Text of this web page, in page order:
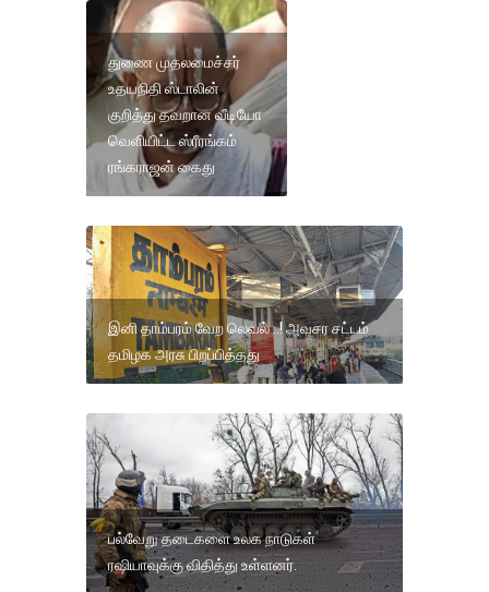
துணை முதலமைச்சர்
உதயநிதி ஸ்டாலின்
குறித்து தவறான வீடியோ
வெளியிட்ட ஸ்ரீரங்கம்
ரங்கராஜன் கைது
இனி தாம்பரம் வேற லெவல் ..! அவசர சட்டம்
தமிழக அரசு பிறப்பித்தது
பல்வேறு தடைகளை உலக நாடுகள்
ரஷியாவுக்கு விதித்து உள்ளனர்.